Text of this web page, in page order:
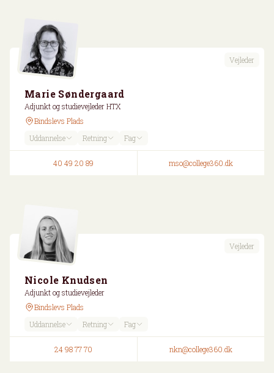
Vejleder
Marie Søndergaard
Adjunkt og studievejleder HTX
Bindslevs Plads
Uddannelse
Retning Fag
40 49 20 89 mso@college360.dk
Vejleder
Nicole Knudsen
Adjunkt og studievejleder
Bindslevs Plads
Uddannelse
Retning Fag
24 98 77 70 nkn@college360.dk